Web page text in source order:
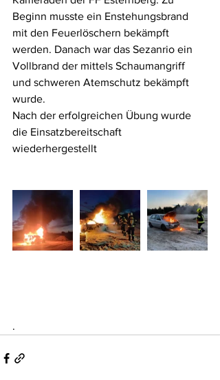
Beginn musste ein Enstehungsbrand
mit den Feuerlöschern bekämpft
werden. Danach war das Sezanrio ein
Vollbrand der mittels Schaumangriff
und schweren Atemschutz bekämpft
wurde.
Nach der erfolgreichen Übung wurde
die Einsatzbereitschaft
wiederhergestellt
.